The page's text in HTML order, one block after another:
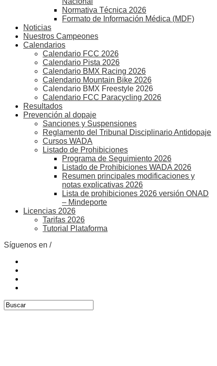
Normativa Técnica 2026
Formato de Información Médica (MDF)
Noticias
Nuestros Campeones
Calendarios
Calendario FCC 2026
Calendario Pista 2026
Calendario BMX Racing 2026
Calendario Mountain Bike 2026
Calendario BMX Freestyle 2026
Calendario FCC Paracycling 2026
Resultados
Prevención al dopaje
Sanciones y Suspensiones
Reglamento del Tribunal Disciplinario Antidopaje
Cursos WADA
Listado de Prohibiciones
Programa de Seguimiento 2026
Listado de Prohibiciones WADA 2026
Resumen principales modificaciones y
notas explicativas 2026
Lista de prohibiciones 2026 versión ONAD
– Mindeporte
Licencias 2026
Tarifas 2026
Tutorial Plataforma
Síguenos en /